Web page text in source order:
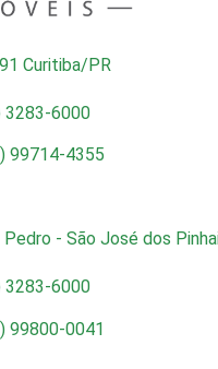
Curitiba/PR
3283-6000
99714-4355
Pedro - São José dos
3283-6000
99800-0041